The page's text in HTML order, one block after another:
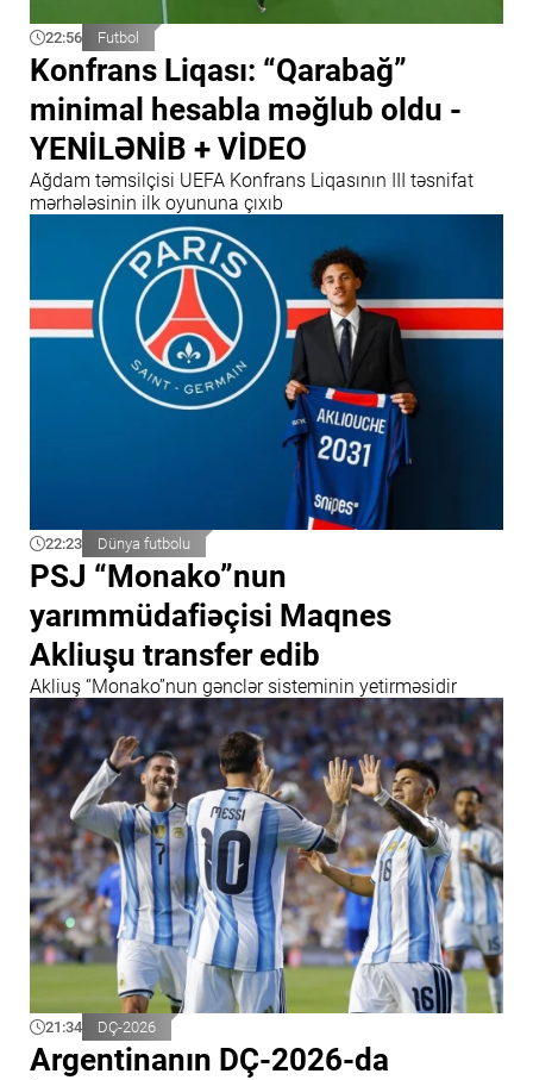
22:56 Futbol
Konfrans Liqası: “Qarabağ”
minimal hesabla məğlub oldu -
YENİLƏNİB + VİDEO
Ağdam təmsilçisi UEFA Konfrans Liqasının III təsnifat
mərhələsinin ilk oyununa çıxıb
22:23 Dünya futbolu
PSJ “Monako”nun
yarımmüdafiəçisi Maqnes
Akliuşu transfer edib
Akliuş “Monako”nun gənclər sisteminin yetirməsidir
21:34 DÇ-2026
Argentinanın DÇ-2026-da